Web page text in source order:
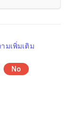
มเพิ่มเติม
No